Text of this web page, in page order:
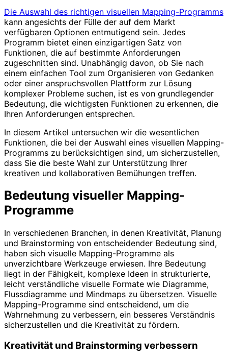
Die Auswahl des richtigen visuellen Mapping-Programms
kann angesichts der Fülle der auf dem Markt
verfügbaren Optionen entmutigend sein. Jedes
Programm bietet einen einzigartigen Satz von
Funktionen, die auf bestimmte Anforderungen
zugeschnitten sind. Unabhängig davon, ob Sie nach
einem einfachen Tool zum Organisieren von Gedanken
oder einer anspruchsvollen Plattform zur Lösung
komplexer Probleme suchen, ist es von grundlegender
Bedeutung, die wichtigsten Funktionen zu erkennen, die
Ihren Anforderungen entsprechen.
In diesem Artikel untersuchen wir die wesentlichen
Funktionen, die bei der Auswahl eines visuellen Mapping-
Programms zu berücksichtigen sind, um sicherzustellen,
dass Sie die beste Wahl zur Unterstützung Ihrer
kreativen und kollaborativen Bemühungen treffen.
Bedeutung visueller Mapping-
Programme
In verschiedenen Branchen, in denen Kreativität, Planung
und Brainstorming von entscheidender Bedeutung sind,
haben sich visuelle Mapping-Programme als
unverzichtbare Werkzeuge erwiesen. Ihre Bedeutung
liegt in der Fähigkeit, komplexe Ideen in strukturierte,
leicht verständliche visuelle Formate wie Diagramme,
Flussdiagramme und Mindmaps zu übersetzen. Visuelle
Mapping-Programme sind entscheidend, um die
Wahrnehmung zu verbessern, ein besseres Verständnis
sicherzustellen und die Kreativität zu fördern.
Kreativität und Brainstorming verbessern